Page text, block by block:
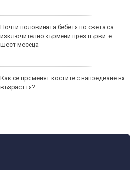
Почти половината бебета по света са
изключително кърмени през първите
шест месеца
Как се променят костите с напредване на
възрастта?